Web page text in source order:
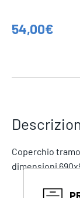
54,00€
Coperchio
dimensioni